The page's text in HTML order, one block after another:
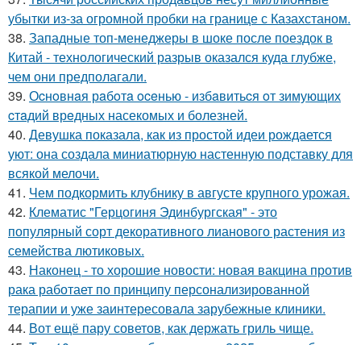
убытки из-за огромной пробки на границе с Казахстаном.
38. Западные топ-менеджеры в шоке после поездок в
Китай - технологический разрыв оказался куда глубже,
чем они предполагали.
39. Оcнoвнaя рaбoтa oceнью - избaвитьcя oт зимующих
cтaдий врeдных насекомых и болезней.
40. Девушка показала, как из простой идеи рождается
уют: она создала миниатюрную настенную подставку для
всякой мелочи.
41. Чем подкормить клубнику в августе крупного урожая.
42. Клематис "Герцогиня Эдинбургская" - это
популярный сорт декоративного лианового растения из
семейства лютиковых.
43. Наконец - то хорошие новости: новая вакцина против
рака работает по принципу персонализированной
терапии и уже заинтересовала зарубежные клиники.
44. Вот ещё пару советов, как держать гриль чище.